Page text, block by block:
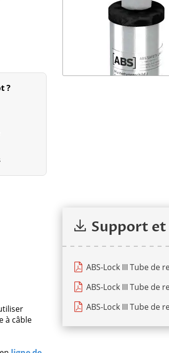
?
une offre
issues de professionnels.
à câble
Support
ABS-Lock III Tube de
ABS-Lock III Tube de
ABS-Lock III Tube de